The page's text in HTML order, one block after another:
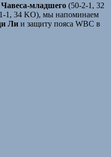
младшего (50-2-1, 32
1, 34 KO), мы напоминаем
Ли и защиту пояса WBC в